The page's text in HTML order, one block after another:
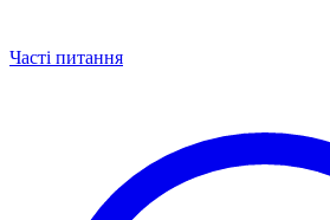
Часті питання